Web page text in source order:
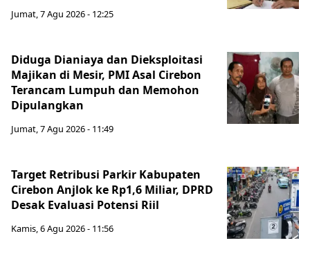
Jumat, 7 Agu 2026 - 12:25
Diduga Dianiaya dan Dieksploitasi
Majikan di Mesir, PMI Asal Cirebon
Terancam Lumpuh dan Memohon
Dipulangkan
Jumat, 7 Agu 2026 - 11:49
Target Retribusi Parkir Kabupaten
Cirebon Anjlok ke Rp1,6 Miliar, DPRD
Desak Evaluasi Potensi Riil
Kamis, 6 Agu 2026 - 11:56